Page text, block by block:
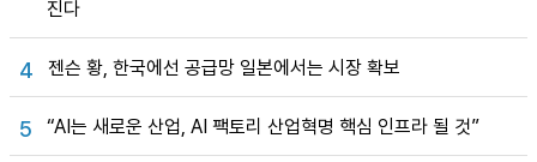
진다
4 젠슨 황, 한국에선 공급망 일본에서는 시장 확보
5 “AI는 새로운 산업, AI 팩토리 산업혁명 핵심 인프라 될 것”